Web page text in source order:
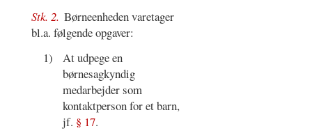
Stk. 2. Børneenheden varetager
bl.a. følgende opgaver:
1)
At udpege en
børnesagkyndig
medarbejder som
kontaktperson for et barn,
jf. § 17.